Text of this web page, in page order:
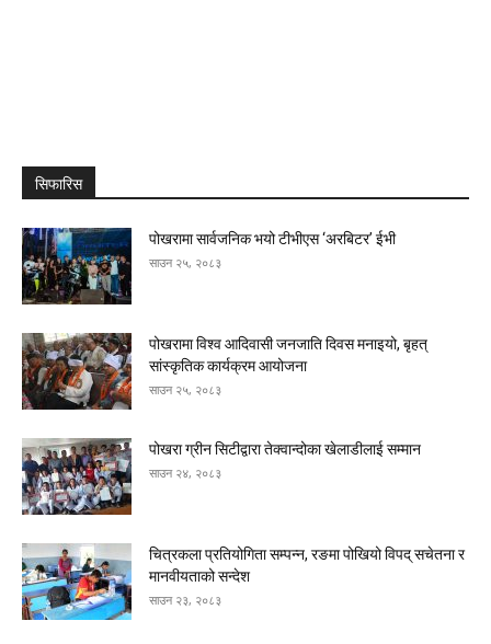
सिफारिस
पोखरामा सार्वजनिक भयो टीभीएस ‘अरबिटर’ ईभी
साउन २५, २०८३
पोखरामा विश्व आदिवासी जनजाति दिवस मनाइयो, बृहत्
सांस्कृतिक कार्यक्रम आयोजना
साउन २५, २०८३
पोखरा ग्रीन सिटीद्वारा तेक्वान्दोका खेलाडीलाई सम्मान
साउन २४, २०८३
चित्रकला प्रतियोगिता सम्पन्न, रङमा पोखियो विपद् सचेतना र
मानवीयताको सन्देश
साउन २३, २०८३